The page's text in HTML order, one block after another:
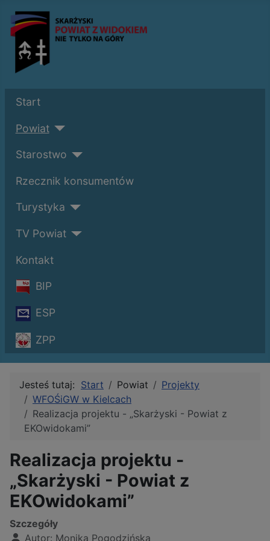
Start
Powiat
Starostwo
Rzecznik konsumentów
Turystyka
TV Powiat
Kontakt
BIP
ESP
ZPP
Jesteś tutaj: Start Powiat
Projekty
WFOŚiGW w Kielcach
Realizacja projektu - „Skarżyski - Powiat z
EKOwidokami”
Realizacja projektu -
„Skarżyski - Powiat z
EKOwidokami”
Szczegóły
Autor: Monika Pogodzińska